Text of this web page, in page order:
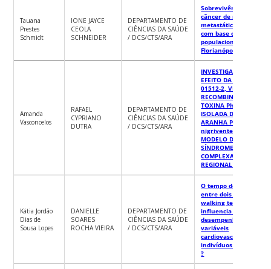
Tauana
Prestes
Schmidt
IONE JAYCE
CEOLA
SCHNEIDER
DEPARTAMENTO DE
CIÊNCIAS DA SAÚDE
/ DCS/CTS/ARA
Sobrevivência em
câncer de mama
metastático: Estudo
com base de dados
populacional de
Florianópolis/SC
Amanda
Vasconcelos
RAFAEL
CYPRIANO
DUTRA
DEPARTAMENTO DE
CIÊNCIAS DA SAÚDE
/ DCS/CTS/ARA
INVESTIGAÇÃO DO
EFEITO DA CTK
01512-2, VERSÃO
RECOMBINANTE DA
TOXINA Phα1β
ISOLADA DA
ARANHA Phoneutria
nigriventer, NO
MODELO DA
SÍNDROME DA DOR
COMPLEXA
REGIONAL TIPO-I
Kátia Jordão
Dias de
Sousa Lopes
DANIELLE
SOARES
ROCHA VIEIRA
DEPARTAMENTO DE
CIÊNCIAS DA SAÚDE
/ DCS/CTS/ARA
O tempo de repouso
entre dois shuttle
walking test
influencia o
desempenho e as
variáveis
cardiovasculares em
indivíduos saudáveis
?